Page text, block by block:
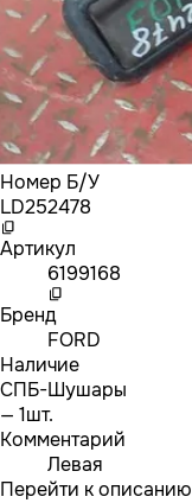
Номер Б/У
LD252478
Артикул
6199168
Бренд
FORD
Наличие
СПБ-Шушары
— 1шт.
Комментарий
Левая
Перейти к описанию